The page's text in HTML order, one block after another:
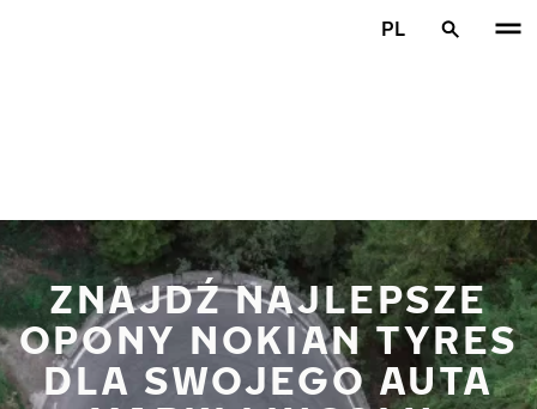
PL
ZNAJDŹ NAJLEPSZE
OPONY NOKIAN TYRES
DLA SWOJEGO AUTA